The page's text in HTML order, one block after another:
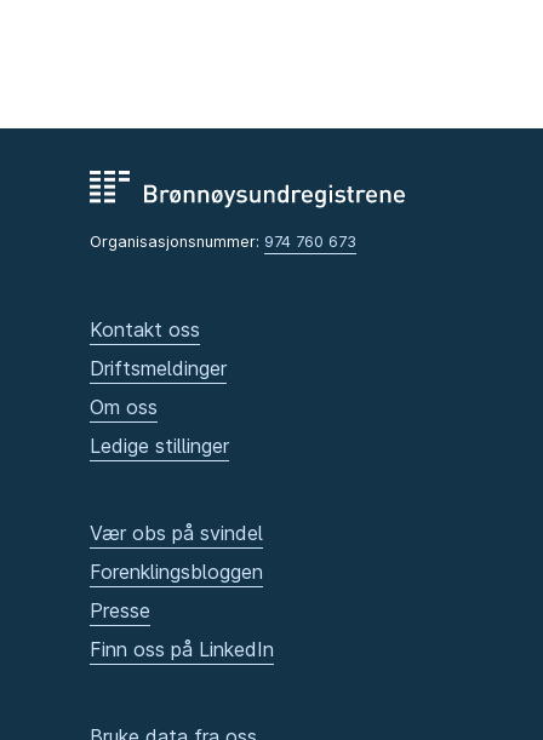
Organisasjonsnummer: 974 760 673
Kontakt oss
Driftsmeldinger
Om oss
Ledige stillinger
Vær obs på svindel
Forenklingsbloggen
Presse
Finn oss på LinkedIn